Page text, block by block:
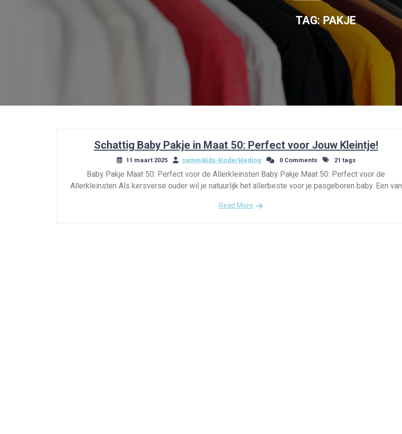
TAG: PAKJE
Schattig Baby Pakje in Maat 50: Perfect voor Jouw Kleintje!
11 maart 2025 sammikids-kinderkleding 0 Comments 21 tags
Baby Pakje Maat 50: Perfect voor de Allerkleinsten Baby Pakje Maat 50: Perfect voor de
Allerkleinsten Als kersverse ouder wil je natuurlijk het allerbeste voor je pasgeboren baby. Een van
Read More